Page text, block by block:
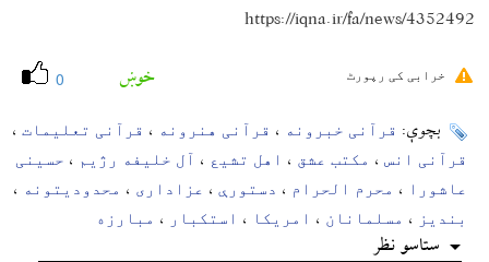
https://iqna.ir/fa/news/4352492
0 خوښ خرابی کی رپورٹ
بچوې: قرآنی خبرونه ، قرآنی هنرونه ، قرآنی تعلیمات ،
قرآنی انس ، مکتب عشق ، اهل تشیع ، آل خلیفه رژیم ، حسینی
عاشورا ، محرم الحرام ، دستورې ، عزاداری ، محدودیتونه ،
بندیز ، مسلمانان ، امریکا ، استکبار ، مبارزه
ستاسو نظر